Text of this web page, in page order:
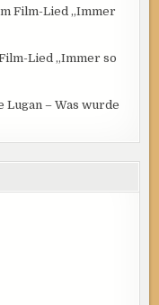
Film-Lied „Immer
Lied „Immer so
– Was wurde